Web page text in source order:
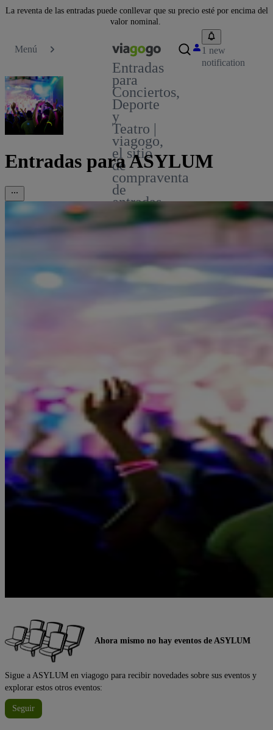
La reventa de las entradas puede conllevar que su precio esté por encima del
valor nominal.
Menú
Entradas
para
Conciertos,
Deporte
y
Teatro |
viagogo,
el sitio
de
compraventa
de
entradas
1 new
notification
Entradas para ASYLUM
Ahora mismo no hay eventos de ASYLUM
Sigue a ASYLUM en viagogo para recibir novedades sobre sus eventos y
explorar estos otros eventos:
Seguir